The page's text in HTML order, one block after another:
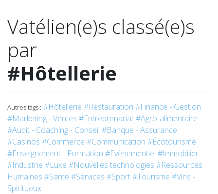
Vatélien(e)s classé(e)s
par
#Hôtellerie
Autres tags : #Hôtellerie #Restauration #Finance - Gestion
#Marketing - Ventes #Entreprenariat#Agro-alimentaire
#Audit - Coaching - Conseil #Banque - Assurance
#Casinos #Commerce #Communication #Écotourisme
#Enseignement - Formation #Evènementiel #Immobilier
#Industrie #Luxe #Nouvelles technologies #Ressources
Humaines #Santé #Services #Sport#Tourisme #Vins -
Spiritueux